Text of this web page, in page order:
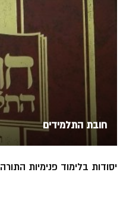
חובת התלמידים
יסודות בלימוד פנימיות התורה